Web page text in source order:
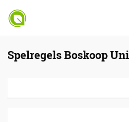
Spelregels Boskoop